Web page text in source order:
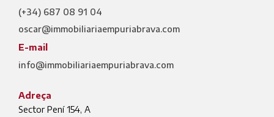
(+34) 687 08 91 04
oscar@immobiliariaempuriabrava.com
E-mail
info@immobiliariaempuriabrava.com
Adreça
Sector Pení 154, A